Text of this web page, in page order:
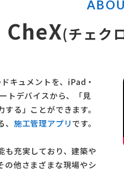
CheX(チェク
キュメントを、iPad・
トデバイスから、「見
る」ことができます。
施工管理アプリです。
も充実しており、建築や
の他さまざまな現場やシ